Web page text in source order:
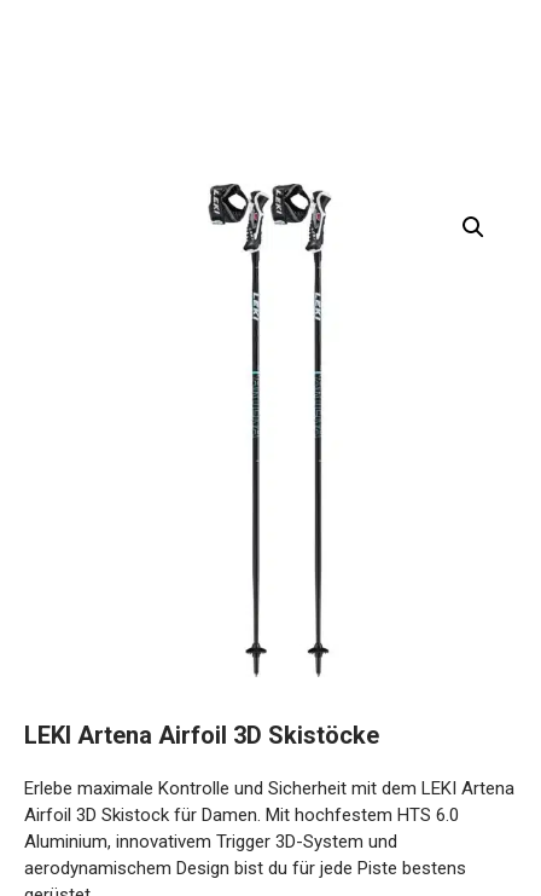
LEKI Artena Airfoil 3D Skistöcke
Erlebe maximale Kontrolle und Sicherheit mit dem LEKI
Artena Airfoil 3D Skistock für Damen. Mit hochfestem HTS
6.0 Aluminium, innovativem Trigger 3D-System und
aerodynamischem Design bist du für jede Piste bestens